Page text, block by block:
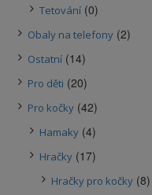
Tetování (0)
Obaly na telefony (2)
Ostatní (14)
Pro děti (20)
Pro kočky (42)
Hamaky (4)
Hračky (17)
Hračky pro kočky (8)